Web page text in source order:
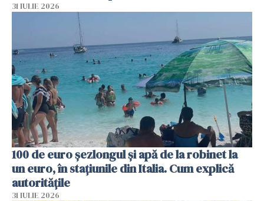
31 IULIE 2026
100 de euro șezlongul și apă de la robinet la
un euro, în stațiunile din Italia. Cum explică
autoritățile
31 IULIE 2026